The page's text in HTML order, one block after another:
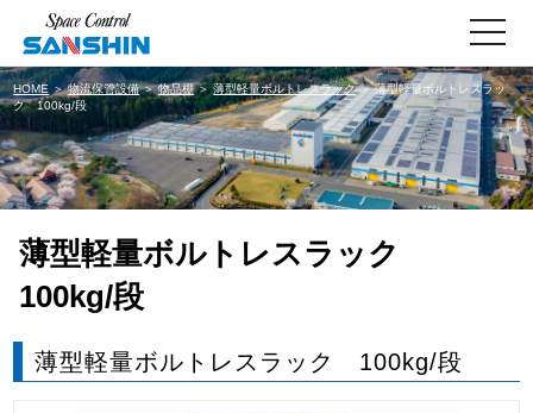
toggle
HOME ＞物流保管設備＞物品棚＞薄型軽量ボルトレスラック＞ 薄型軽量ボルトレスラッ
ク 100kg/段
薄型軽量ボルトレスラック
100kg/段
薄型軽量ボルトレスラック 100kg/段